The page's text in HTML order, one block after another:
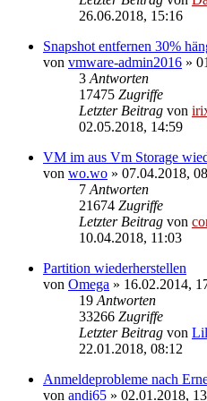
26.06.2018, 15:16
Snapshot entfernen 30%
von vmware-admin2016 »
3 Antworten
17475 Zugriffe
Letzter Beitrag von
02.05.2018, 14:59
VM im aus Vm Storage
von wo.wo » 07.04.2018,
7 Antworten
21674 Zugriffe
Letzter Beitrag von
10.04.2018, 11:03
Partition wiederherstellen
von Omega » 16.02.2014,
19 Antworten
33266 Zugriffe
Letzter Beitrag von
22.01.2018, 08:12
Anmeldeprobleme nach
von andi65 » 02.01.2018,